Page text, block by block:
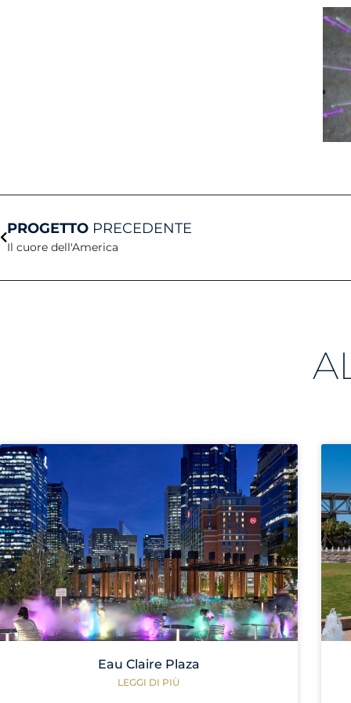
PROGETTO PRECEDENTE
Il cuore dell'America
Eau Claire Plaza
LEGGI DI PIÙ